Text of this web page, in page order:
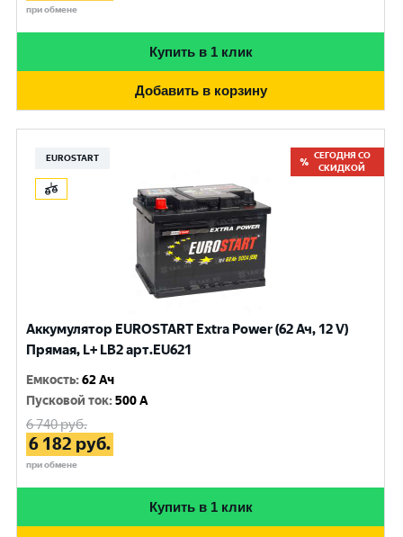
при обмене
Купить в 1 клик
Добавить в корзину
EUROSTART
СЕГОДНЯ СО
СКИДКОЙ
Аккумулятор EUROSTART Extra Power (62 Ач, 12 V)
Прямая, L+ LB2 арт.EU621
Емкость:62 Ач
Пусковой ток:500 A
6 740руб.
6 182 руб.
при обмене
Купить в 1 клик